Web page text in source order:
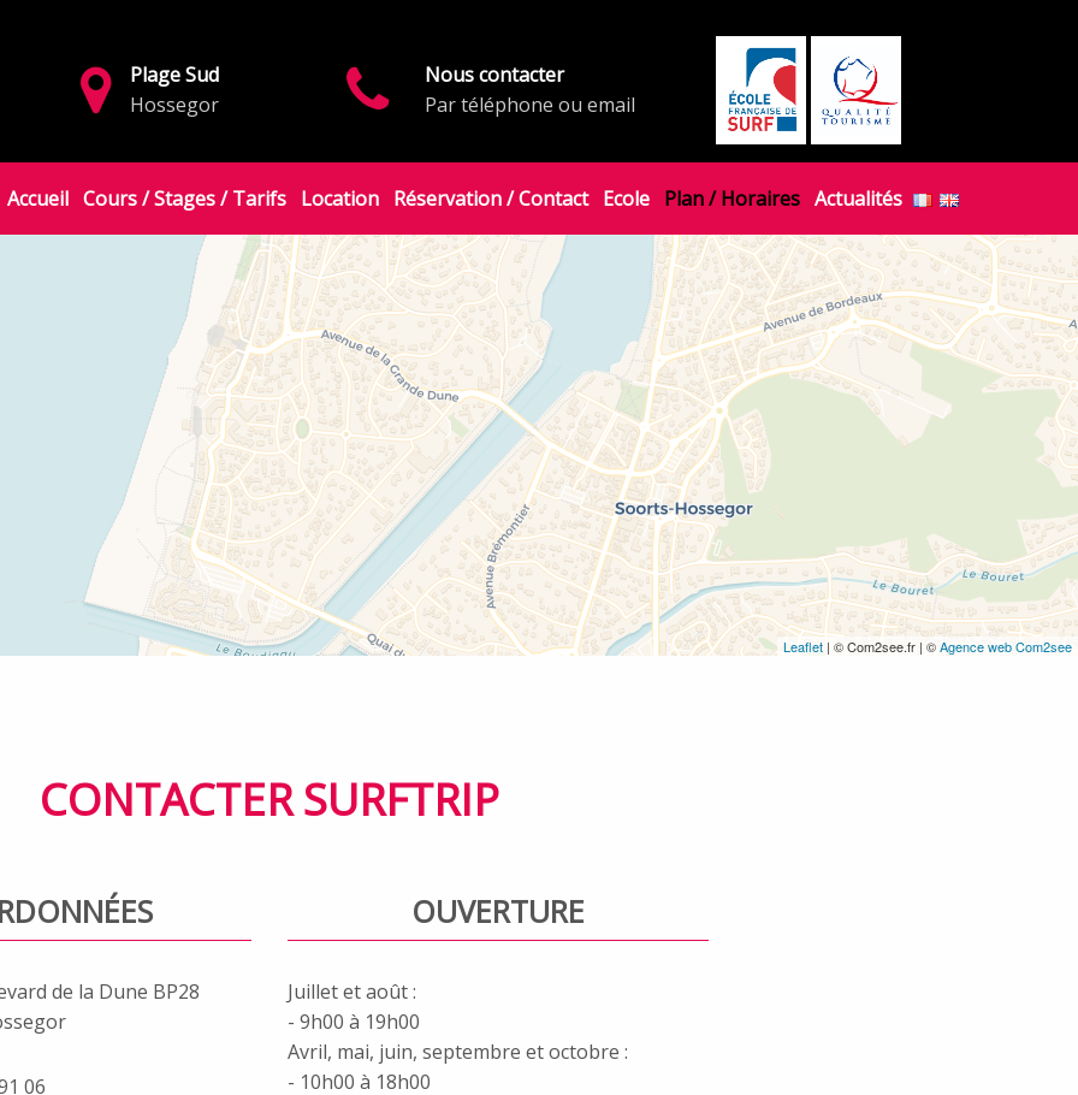
Plage Sud
Hossegor
Nous contacter
Par téléphone ou email
Accueil Cours / Stages / Tarifs Location Réservation / Contact Ecole Plan / Horaires Actualités
Leaflet | © Com2see.fr | ©Agence web Com2see
CONTACTER SURFTRIP
de la Dune BP28
06
OUVERTURE
Juillet et août :
- 9h00 à 19h00
Avril, mai, juin, septembre et octobre :
- 10h00 à 18h00